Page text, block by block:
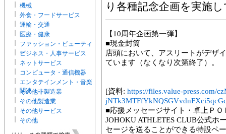
機械
外食・フードサービス
運輸・交通
医療・健康
ファッション・ビューティ
ー
ビジネス・人事サービス
ネットサービス
コンピュータ・通信機器
エンタテインメント・音楽
関連
その他非製造業
その他製造業
その他サービス
その他
り各種記念企画を実施
【10周年企画第一弾】
■現金封筒
店頭において、アスリートがデザ
ています（なくなり次第終了）。
[資料: https://files.value-press.com/
■応援メッセージサイト・卓上ＰＯ
JOHOKU ATHLETES CLUB公式ホ
セージを送ることができる特設ペ